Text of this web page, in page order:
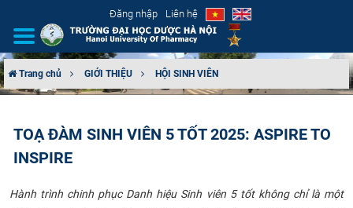
Đăng nhập Liên hệ
CƠ CẤU TỔ CHỨC
Trang chủ GIỚI THIỆU HỘI SINH VIÊN
TOẠ ĐÀM SINH VIÊN 5 TỐT 2025: ASPIRE TO
INSPIRE
Hành trình chinh phục Danh hiệu Sinh viên 5 tốt không chỉ là một